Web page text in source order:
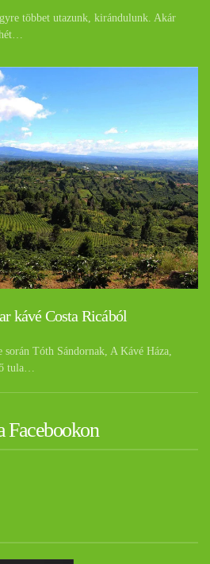
többet utazunk, kirándulunk. Akár
kávé Costa Ricából
során Tóth Sándornak, A Kávé Háza,
tula…
Facebookon